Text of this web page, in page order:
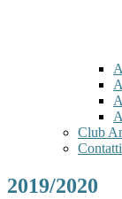
Club
Contatti
2019/2020